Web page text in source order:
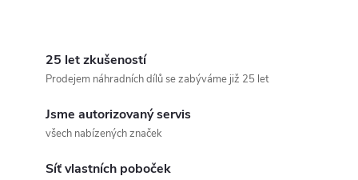
25 let zkušeností
Prodejem náhradních dílů se zabýváme již 25 let
Jsme autorizovaný servis
všech nabízených značek
Síť vlastních poboček